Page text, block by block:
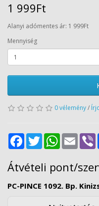
1 999Ft
Alanyi adómentes ár: 1 999Ft
Mennyiség
0 vélemény/
FacebookTwitter WhatsApp
Email
Átvételi pont/
PC-PINCE 1092. Bp.